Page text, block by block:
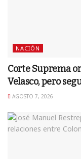
NACIÓN
Corte Suprema
Velasco, pero
AGOSTO 7, 2026